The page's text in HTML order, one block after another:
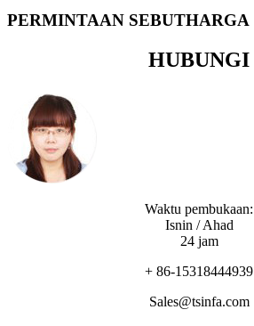
PERMINTAAN SEBUTHARGA
HUBUNGI
Waktu pembukaan:
Isnin / Ahad
24 jam
+ 86-15318444939
Sales@tsinfa.com